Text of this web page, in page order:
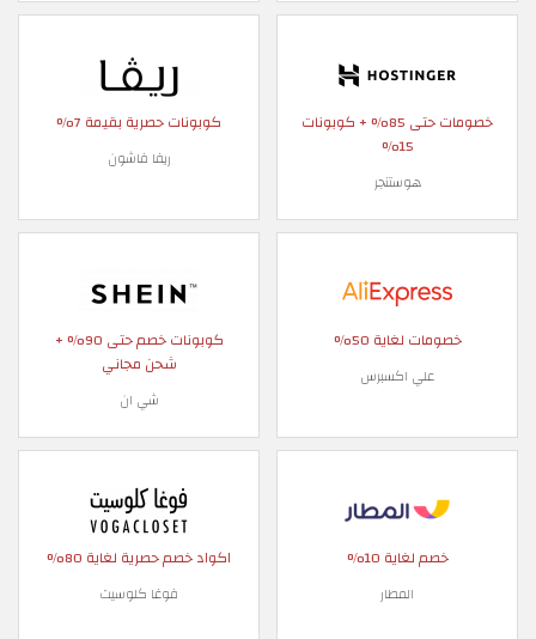
خصومات حتى 85% + كوبونات
15%
هوستنجر
كوبونات حصرية بقيمة 7%
ريفا فاشون
خصومات لغاية 50%
علي اكسبرس
كوبونات خصم حتى 90% +
شحن مجاني
شي ان
خصم لغاية 10%
المطار
اكواد خصم حصرية لغاية 80%
فوغا كلوسيت